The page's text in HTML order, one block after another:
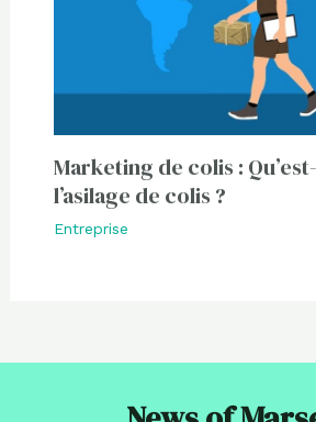
Marketing de colis :
l’asilage de colis ?
Entreprise